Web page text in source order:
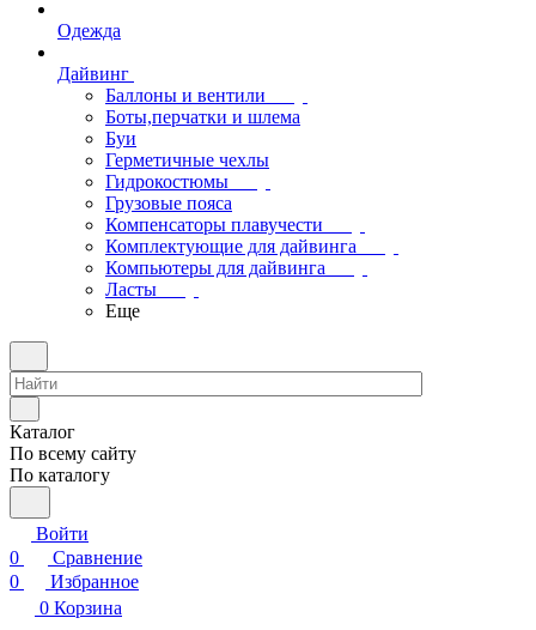
Одежда
Дайвинг
Баллоны и вентили
Боты,перчатки и шлема
Буи
Герметичные чехлы
Гидрокостюмы
Грузовые пояса
Компенсаторы плавучести
Комплектующие для дайвинга
Компьютеры для дайвинга
Ласты
Еще
Каталог
По всему сайту
По каталогу
Войти
0
Сравнение
0
Избранное
0 Корзина